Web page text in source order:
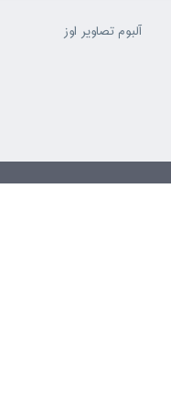
آلبوم تصاویر اوز